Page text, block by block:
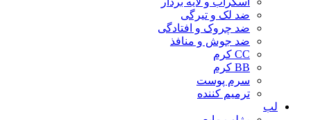
ضد لک و تیرگی
ضد چروک و افتادگی
ضد جوش و منافذ
CC کرم
BB کرم
سرم پوست
ترمیم کننده
لب